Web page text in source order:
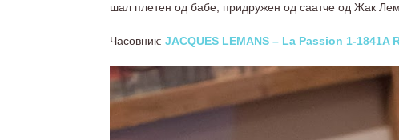
шал плетен од бабе, придружен од саатче од Жак
Часовник: JACQUES LEMANS – La Passion 1-1841A